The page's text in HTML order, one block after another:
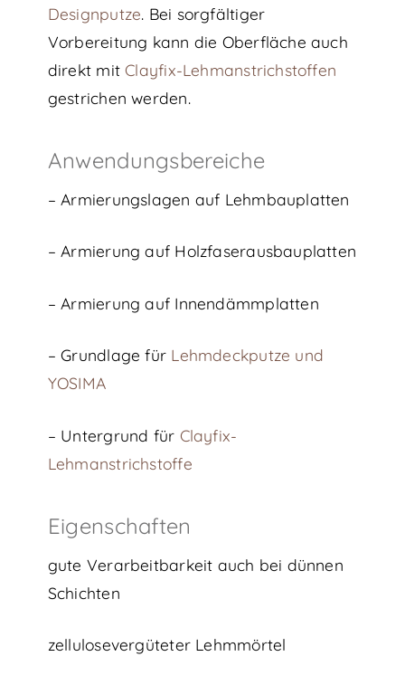
Designputze. Bei sorgfältiger
Vorbereitung kann die Oberfläche auch
direkt mitClayfix-Lehmanstrichstoffen
gestrichen werden.
Anwendungsbereiche
– Armierungslagen auf Lehmbauplatten
– Armierung auf Holzfaserausbauplatten
– Armierung auf Innendämmplatten
– Grundlage für Lehmdeckputze und
YOSIMA
– Untergrund für Clayfix-
Lehmanstrichstoffe
Eigenschaften
gute Verarbeitbarkeit auch bei dünnen
Schichten
zellulosevergüteter Lehmmörtel